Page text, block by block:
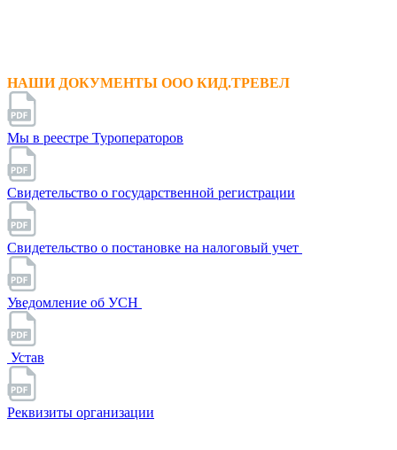
НАШИ ДОКУМЕНТЫ ООО КИД.ТРЕВЕЛ
Мы в реестре Туроператоров
Свидетельство о государственной регистрации
Свидетельство о постановке на налоговый учет
Уведомление об УСН
Устав
Реквизиты организации